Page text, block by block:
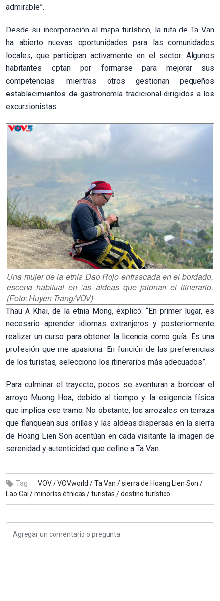
admirable”.
Desde su incorporación al mapa turístico, la ruta de Ta Van
ha abierto nuevas oportunidades para las comunidades
locales, que participan activamente en el sector. Algunos
habitantes optan por formarse para mejorar sus
competencias, mientras otros gestionan pequeños
establecimientos de gastronomía tradicional dirigidos a los
excursionistas.
Una mujer de la etnia Dao Rojo enfrascada en el bordado,
escena habitual en las aldeas que jalonan el itinerario.
(Foto: Huyen Trang/VOV)
Thau A Khai, de la etnia Mong, explicó: “En primer lugar, es
necesario aprender idiomas extranjeros y posteriormente
realizar un curso para obtener la licencia como guía. Es una
profesión que me apasiona. En función de las preferencias
de los turistas, selecciono los itinerarios más adecuados”.
Para culminar el trayecto, pocos se aventuran a bordear el
arroyo Muong Hoa, debido al tiempo y la exigencia física
que implica ese tramo. No obstante, los arrozales en terraza
que flanquean sus orillas y las aldeas dispersas en la sierra
de Hoang Lien Son acentúan en cada visitante la imagen de
serenidad y autenticidad que define a Ta Van.
Tag: VOV /VOVworld /Ta Van /sierra de Hoang Lien Son /
Lao Cai /minorías étnicas /turistas /destino turístico